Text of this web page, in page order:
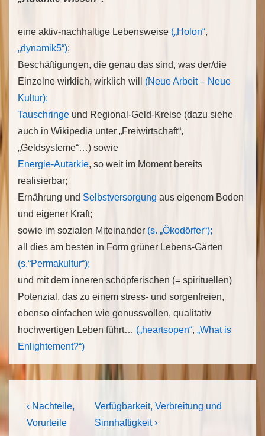
eine aktiv-nachhaltige Lebensweise („Holon“,
„dynamik5“);
Beschäftigungen, die genau das sind, was der/die
Einzelne wirklich, wirklich will (Neue Arbeit – Neue
Kultur);
Tauschringe und Regional-Geld-Kreise (dazu siehe
auch in Wikipedia unter „Freiwirtschaft“,
„Geldsysteme“…) sowie
Energie-Autarkie, so weit im Moment bereits
realisierbar;
Ernährung und Selbstversorgung aus eigenem Boden
und eigener Kraft;
sowie im sozialen Miteinander (s. „Ökodörfer“);
all dies am besten in Form grüner Lebens-Gärten
(s.“Permakultur“);
und mit dem inneren schöpferischen (= spirituellen)
Potenzial, das zu einem stress- und sorgenfreien,
ebenso einfachen wie genussvollen, qualitativ
hochwertigen Leben führt… („heartsopen“, „What is
Enlightement?“)
Beitrags-
Navigation
Previous
Post
‹ Nachteile,
Vorurteile
Next
Post
Verfügbarkeit, Verbreitung und
Sinnhaftigkeit ›